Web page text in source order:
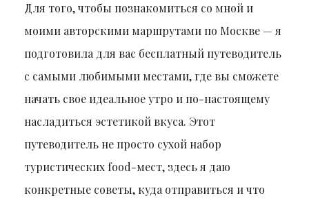
Для того, чтобы познакомиться со мной и
моими авторскими маршрутами по Москве — я
подготовила для вас бесплатный путеводитель
с самыми любимыми местами, где вы сможете
начать свое идеальное утро и по-настоящему
насладиться эстетикой вкуса. Этот
путеводитель не просто сухой набор
туристических food-мест, здесь я даю
конкретные советы, куда отправиться и что